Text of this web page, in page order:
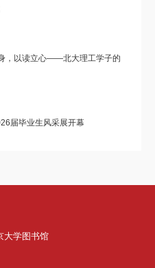
，以读立心——北大理工学子的
届毕业生风采展开幕
大学图书馆